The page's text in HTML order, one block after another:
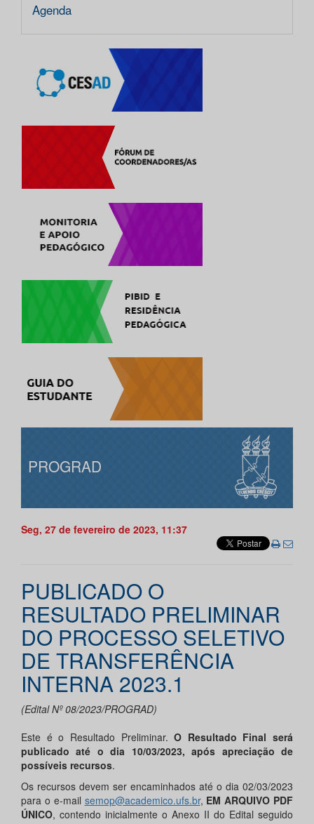
Agenda
PROGRAD
Seg, 27 de fevereiro de 2023, 11:37
PUBLICADO O
RESULTADO PRELIMINAR
DO PROCESSO SELETIVO
DE TRANSFERÊNCIA
INTERNA 2023.1
(Edital Nº 08/2023/PROGRAD)
Este é o Resultado Preliminar.O Resultado Final será
publicado até o dia 10/03/2023, após apreciação de
possíveis recursos.
Os recursos devem ser encaminhados até o dia 02/03/2023
para o e-mail semop@academico.ufs.br, EM ARQUIVO PDF
ÚNICO, contendo inicialmente o Anexo II do Edital seguido